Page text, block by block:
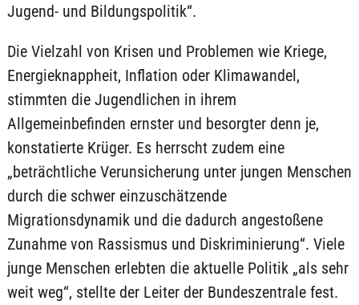
Jugend- und Bildungspolitik“.
Die Vielzahl von Krisen und Problemen wie Kriege,
Energieknappheit, Inflation oder Klimawandel,
stimmten die Jugendlichen in ihrem
Allgemeinbefinden ernster und besorgter denn je,
konstatierte Krüger. Es herrscht zudem eine
„beträchtliche Verunsicherung unter jungen Menschen
durch die schwer einzuschätzende
Migrationsdynamik und die dadurch angestoßene
Zunahme von Rassismus und Diskriminierung“. Viele
junge Menschen erlebten die aktuelle Politik „als sehr
weit weg“, stellte der Leiter der Bundeszentrale fest.